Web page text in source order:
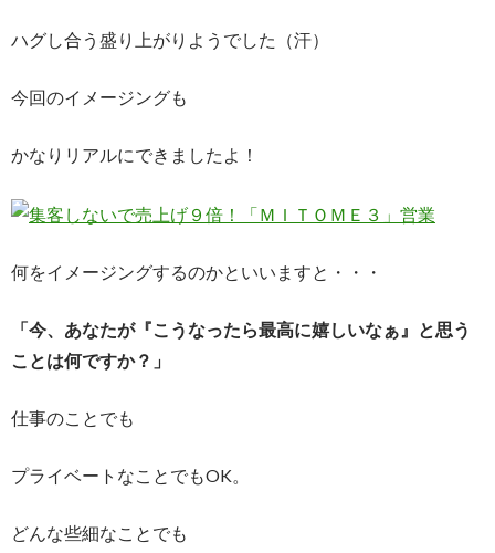
ハグし合う盛り上がりようでした（汗）
今回のイメージングも
かなりリアルにできましたよ！
何をイメージングするのかといいますと・・・
「今、あなたが『こうなったら最高に嬉しいなぁ』と思う
ことは何ですか？」
仕事のことでも
プライベートなことでもOK。
どんな些細なことでも